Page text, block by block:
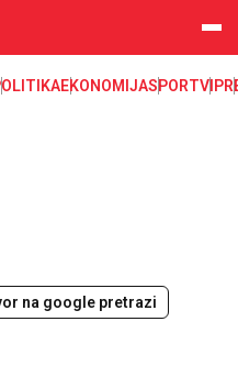
EKONOMIJASPORTVIP
na google pretrazi